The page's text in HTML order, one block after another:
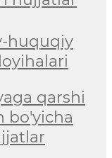
huquqiy
qarshi
bo'yicha